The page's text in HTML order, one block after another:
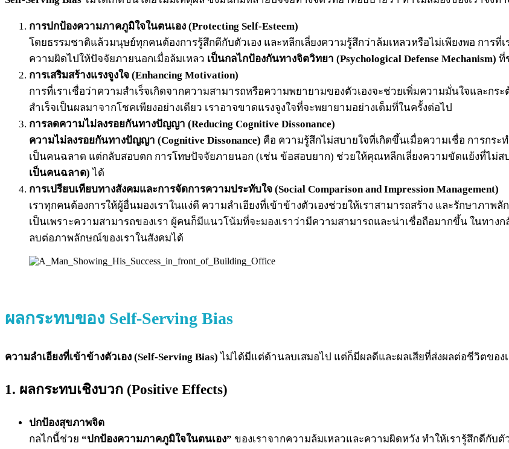
การปกป้องความภาคภูมิใจในตนเอง (Protecting Self-Esteem)
โดยธรรมชาติแล้วมนุษย์ทุกคนต้องการรู้สึกดีกับตัวเอง และหลีกเลี่ยงความรู้สึกว่าล้มเหลวหรือไม่เพียงพอ การ
ความผิดไปให้ปัจจัยภายนอกเมื่อล้มเหลว เป็นกลไกป้องกันทางจิตวิทยา (Psychological Defense Mechanism) ที่
การเสริมสร้างแรงจูงใจ (Enhancing Motivation)
การที่เราเชื่อว่าความสำเร็จเกิดจากความสามารถหรือความพยายามของตัวเองจะช่วยเพิ่มความมั่นใจและก
สำเร็จเป็นผลมาจากโชคเพียงอย่างเดียว เราอาจขาดแรงจูงใจที่จะพยายามอย่างเต็มที่ในครั้งต่อไป
การลดความไม่ลงรอยกันทางปัญญา (Reducing Cognitive Dissonance)
ความไม่ลงรอยกันทางปัญญา (Cognitive Dissonance) คือ ความรู้สึกไม่สบายใจที่เกิดขึ้นเมื่อความเชื่อ การกร
เป็นคนฉลาด แต่กลับสอบตก การโทษปัจจัยภายนอก (เช่น ข้อสอบยาก) ช่วยให้คุณหลีกเลี่ยงความขัดแย้งที่ไม่ส
เป็นคนฉลาด)ได้
การเปรียบเทียบทางสังคมและการจัดการความประทับใจ (Social Comparison and Impression Management)
เราทุกคนต้องการให้ผู้อื่นมองเราในแง่ดี ความลำเอียงที่เข้าข้างตัวเองช่วยให้เราสามารถสร้าง และรักษาภา
เป็นเพราะความสามารถของเรา ผู้คนก็มีแนวโน้มที่จะมองเราว่ามีความสามารถและน่าเชื่อถือมากขึ้น ในทาง
ลบต่อภาพลักษณ์ของเราในสังคมได้
ผลกระทบของ Self-Serving Bias
ความลำเอียงที่เข้าข้างตัวเอง (Self-Serving Bias) ไม่ได้มีแต่ด้านลบเสมอไป แต่ก็มีผลดีและผลเสียที่ส่งผลต่อชีวิตของ
1. ผลกระทบเชิงบวก (Positive Effects)
ปกป้องสุขภาพจิต
กลไกนี้ช่วย “ปกป้องความภาคภูมิใจในตนเอง” ของเราจากความล้มเหลวและความผิดหวัง ทำให้เรารู้สึกดีกับตั